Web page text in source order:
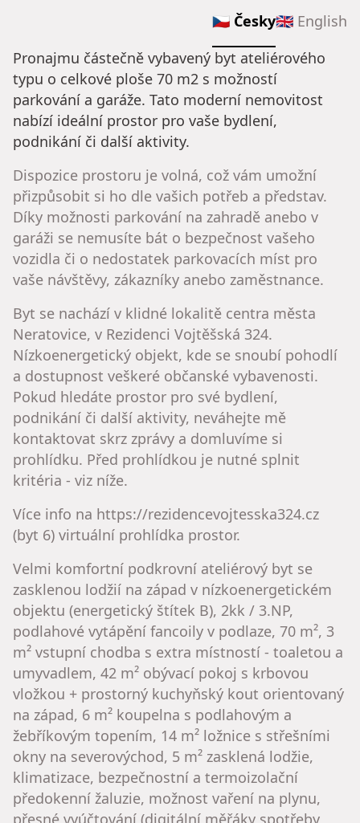
🇨🇿 Česky🇬🇧 English
Pronajmu částečně vybavený byt ateliérového
typu o celkové ploše 70 m2 s možností
parkování a garáže. Tato moderní nemovitost
nabízí ideální prostor pro vaše bydlení,
podnikání či další aktivity.
Dispozice prostoru je volná, což vám umožní
přizpůsobit si ho dle vašich potřeb a představ.
Díky možnosti parkování na zahradě anebo v
garáži se nemusíte bát o bezpečnost vašeho
vozidla či o nedostatek parkovacích míst pro
vaše návštěvy, zákazníky anebo zaměstnance.
Byt se nachází v klidné lokalitě centra města
Neratovice, v Rezidenci Vojtěšská 324.
Nízkoenergetický objekt, kde se snoubí pohodlí
a dostupnost veškeré občanské vybavenosti.
Pokud hledáte prostor pro své bydlení,
podnikání či další aktivity, neváhejte mě
kontaktovat skrz zprávy a domluvíme si
prohlídku. Před prohlídkou je nutné splnit
kritéria - viz níže.
Více info na https://rezidencevojtesska324.cz
(byt 6) virtuální prohlídka prostor.
Velmi komfortní podkrovní ateliérový byt se
zasklenou lodžií na západ v nízkoenergetickém
objektu (energetický štítek B), 2kk / 3.NP,
podlahové vytápění fancoily v podlaze, 70 m², 3
m² vstupní chodba s extra místností - toaletou a
umyvadlem, 42 m² obývací pokoj s krbovou
vložkou + prostorný kuchyňský kout orientovaný
na západ, 6 m² koupelna s podlahovým a
žebříkovým topením, 14 m² ložnice s střešními
okny na severovýchod, 5 m² zasklená lodžie,
klimatizace, bezpečnostní a termoizolační
předokenní žaluzie, možnost vaření na plynu,
přesné vyúčtování (digitální měřáky spotřeby